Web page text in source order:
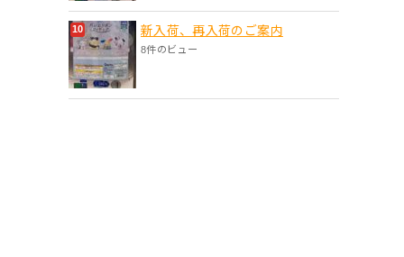
新入荷、再入荷のご案内
8件のビュー